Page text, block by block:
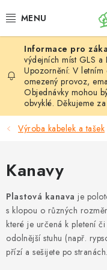
na
HÁČKOVÁNÍ
VYPLÉTÁNÍ
PŘÍZE
DOPLŇKY
TVOŘENÍ
GALANTERIE A LÁTKY
výdejních míst GLS
Upozornění: V
omezený provoz,
Objednávky mohou
obvyklé. Děkujeme
Výroba kabelek a tašek
Kanavy
Plastová kanava je
s klopou o různých
které je určená k pletení
odolnější stuhu (např.
přízí a sešijete po stranách.